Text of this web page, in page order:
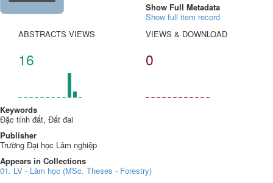
Show Full Metadata
Show full item record
ABSTRACTS VIEWS
16
VIEWS & DOWNLOAD
0
Keywords
Đặc tính đất, Đất đai
Publisher
Trường Đại học Lâm nghiệp
Appears in Collections
01. LV - Lâm học (MSc. Theses - Forestry)